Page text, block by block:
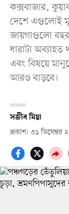
কক্সবাজার,
দেশে এগুলোই
জায়গাগুলো
ধারাটা
এবং বিষয়ে
আরও বাড়বে।
সজীব মিয়া
প্রকাশ: ৩১